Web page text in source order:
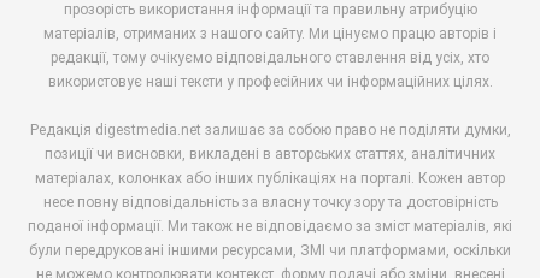
прозорість використання інформації та правильну атрибуцію
матеріалів, отриманих з нашого сайту. Ми цінуємо працю авторів і
редакції, тому очікуємо відповідального ставлення від усіх, хто
використовує наші тексти у професійних чи інформаційних цілях.
Редакція digestmedia.net залишає за собою право не поділяти думки,
позиції чи висновки, викладені в авторських статтях, аналітичних
матеріалах, колонках або інших публікаціях на порталі. Кожен автор
несе повну відповідальність за власну точку зору та достовірність
поданої інформації. Ми також не відповідаємо за зміст матеріалів, які
були передруковані іншими ресурсами, ЗМІ чи платформами, оскільки